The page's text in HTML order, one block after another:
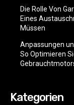
Die Rolle Von
Eines
Müssen
Anpassungen
So Optimieren
Kategorien